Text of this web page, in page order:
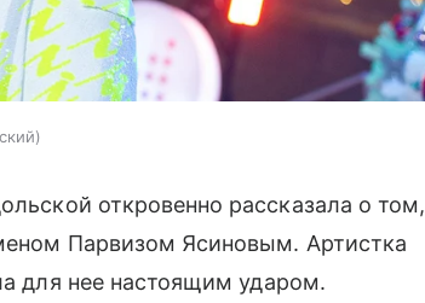
откровенно рассказала о том,
Парвизом Ясиновым. Артистка
для нее настоящим ударом.